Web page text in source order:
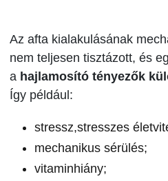
Az afta kialakulásának
nem teljesen tisztázott, és
a hajlamosító tényezők
Így például:
stressz,stresszes
mechanikus sérülés;
vitaminhiány;